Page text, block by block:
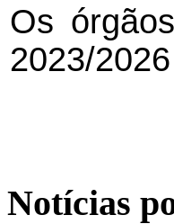
Os
2023/
Notícias